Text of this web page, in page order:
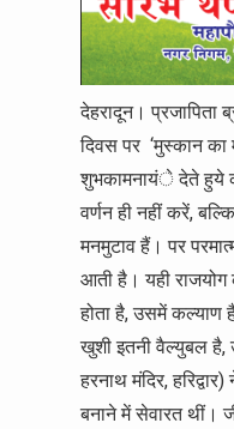
देहरादून। प्रजापिता
दिवस पर ‘मुस्कान का
शुभकामनायंे देते हुये
वर्णन ही नहीं करें,
मनमुटाव हैं। पर
आती है। यही राजयोग
होता है, उसमें कल्याण
खुशी इतनी वैल्युबल है,
हरनाथ मंदिर,
बनाने में सेवारत थीं।